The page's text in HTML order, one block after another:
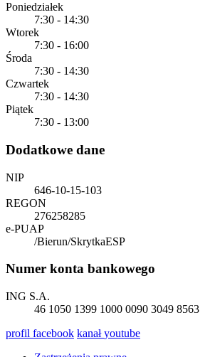
Poniedziałek
7:30 - 14:30
Wtorek
7:30 - 16:00
Środa
7:30 - 14:30
Czwartek
7:30 - 14:30
Piątek
7:30 - 13:00
Dodatkowe dane
NIP
646-10-15-103
REGON
276258285
e-PUAP
/Bierun/SkrytkaESP
Numer konta bankowego
ING S.A.
46 1050 1399 1000 0090 3049 8563
profil facebook kanałyoutube